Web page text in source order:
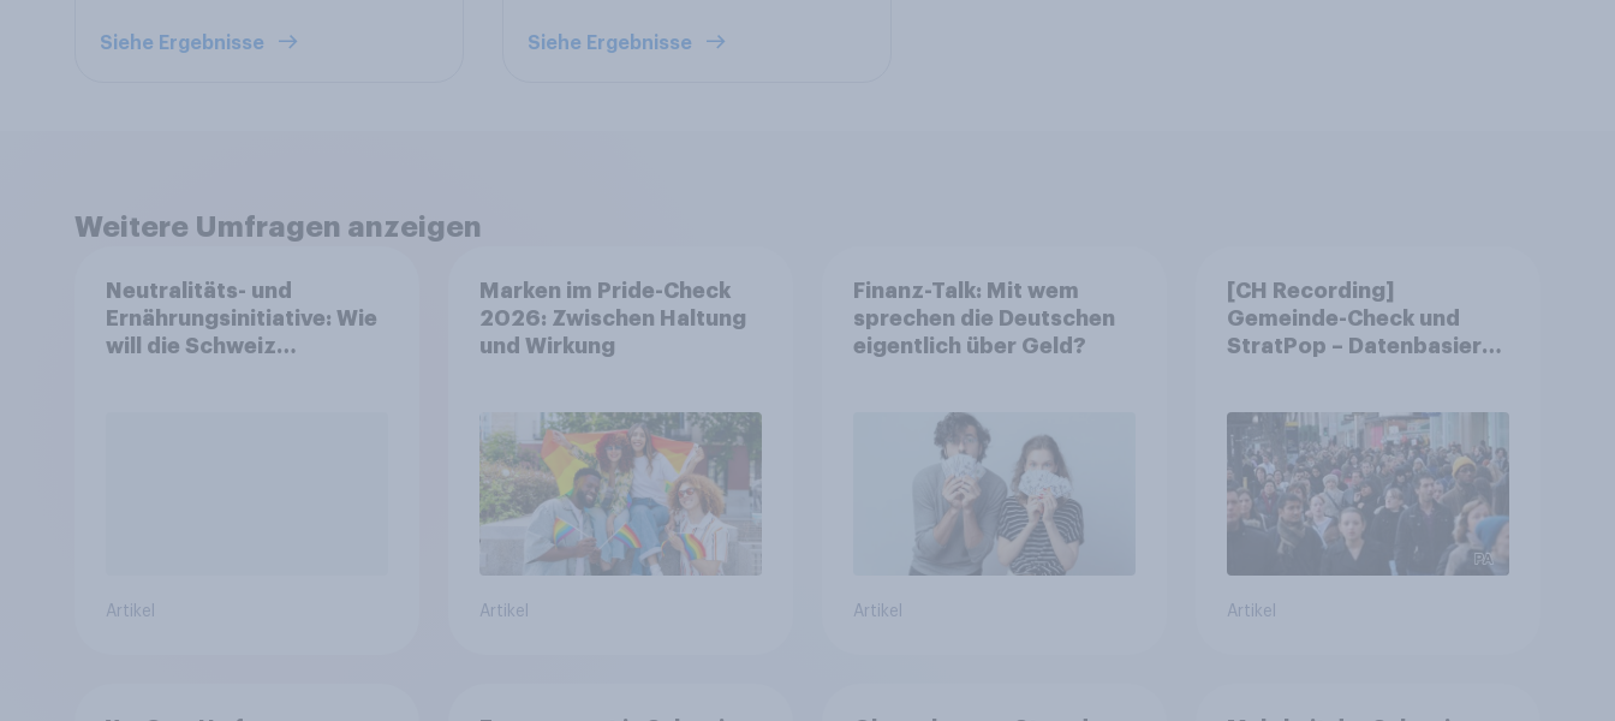
Siehe Ergebnisse Siehe Ergebnisse
Weitere Umfragen anzeigen
Neutralitäts- und
Ernährungsinitiative: Wie
will die Schweiz
Artikel
Marken im Pride-Check
2026: Zwischen Haltung
und Wirkung
Artikel
Finanz-Talk: Mit wem
sprechen die Deutschen
eigentlich über Geld?
Artikel
[CH Recording]
Gemeinde-Check und
StratPop – Datenbasierte
Artikel